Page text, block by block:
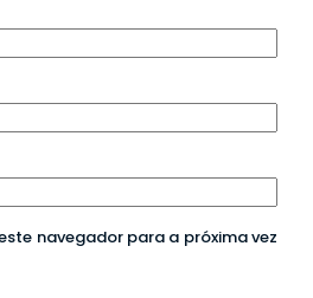
navegador para a próxima vez